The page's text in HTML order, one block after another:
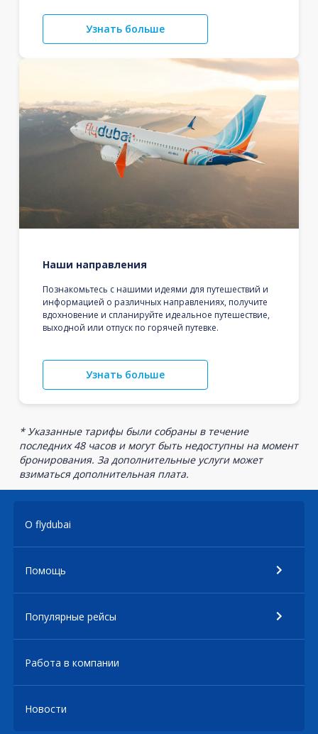
Узнать больше
Наши направления
Познакомьтесь с нашими идеями для путешествий и
информацией о различных направлениях, получите
вдохновение и спланируйте идеальное путешествие,
выходной или отпуск по горячей путевке.
Узнать больше
* Указанные тарифы были собраны в течение
последних 48 часов и могут быть недоступны на момент
бронирования. За дополнительные услуги может
взиматься дополнительная плата.
О flydubai
Помощь
Популярные рейсы
Работа в компании
Новости